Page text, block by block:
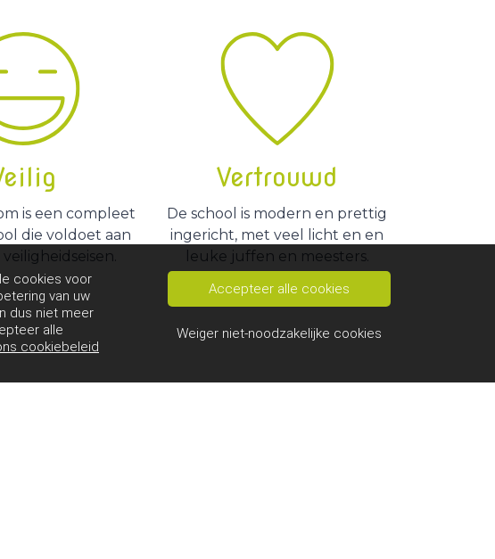
is een compleet
die voldoet aan
Vertrouwd
De school is modern en prettig
ingericht, met veel licht en en
leuke juffen en meesters.
cookies voor
van uw
dus niet meer
alle
cookiebeleid
Accepteer alle cookies
Weiger niet-noodzakelijke cookies